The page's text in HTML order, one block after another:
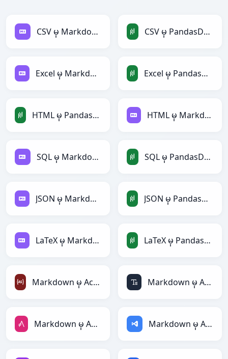
CSV မှ Markdown CSV မှ PandasDataFrame
Excel မှ Markdown Excel မှ PandasDataFrame
HTML မှ PandasDataFrame HTML မှ Markdown
SQL မှ Markdown SQL မှ PandasDataFrame
JSON မှ Markdown JSON မှ PandasDataFrame
LaTeX မှ Markdown LaTeX မှ PandasDataFrame
Markdown မှ ActionScript Markdown မှ ASCII
Markdown မှ AsciiDoc Markdown မှ ASP